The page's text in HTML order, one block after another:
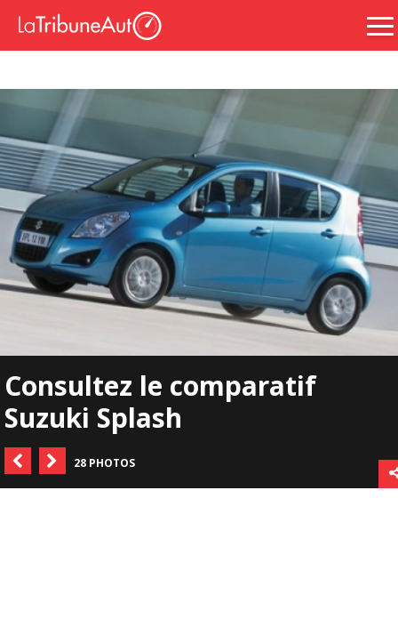
Consultez le comparatif
Suzuki Splash
28 PHOTOS